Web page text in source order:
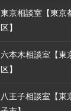
東京相談室【東京
区】
六本木相談室【東
区】
八王子相談室【東